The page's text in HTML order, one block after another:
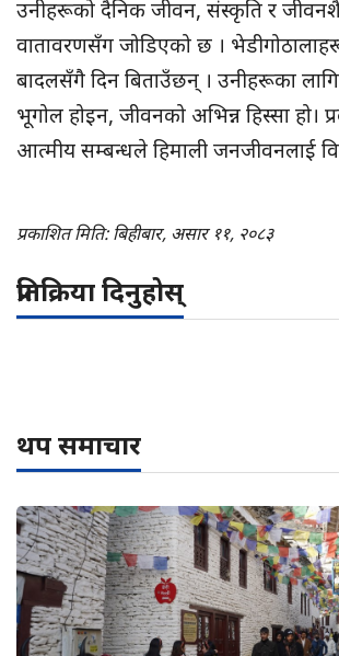
उनीहरूको दैनिक जीवन, संस्कृति र
वातावरणसँग जोडिएको छ ।
बादलसँगै दिन बिताउँछन् । उनीहरूका
भूगोल होइन, जीवनको अभिन्न हिस्सा हो।
आत्मीय सम्बन्धले हिमाली जनजीवनलाई
प्रकाशित मिति: बिहीबार, असार ११, २०८३
प्रतिक्रिया दिनुहोस्
थप समाचार